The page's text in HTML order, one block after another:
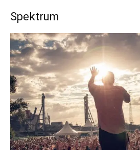
Spektrum